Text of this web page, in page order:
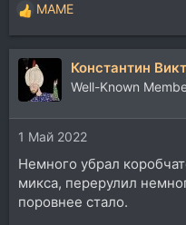
Р
е
а
ц
и
и
:
MAME
Константин
Well-Known
1 Май 2022
Немного убрал
микса, перерулил
поровнее стало.